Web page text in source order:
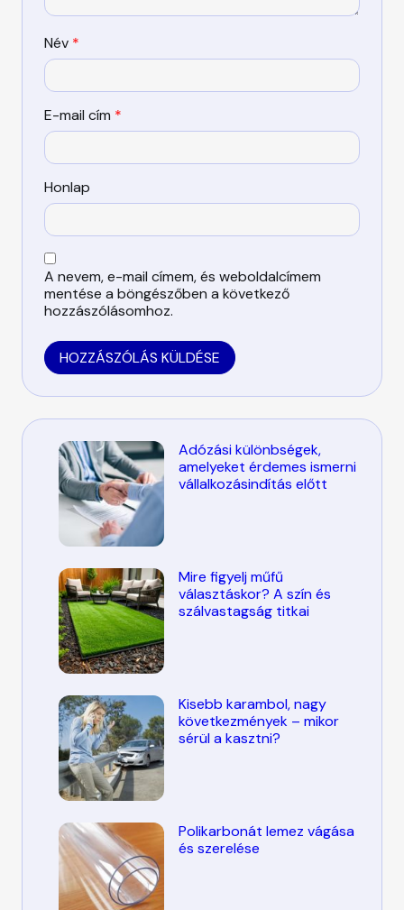
Név *
E-mail cím *
Honlap
A nevem, e-mail címem, és weboldalcímem
mentése a böngészőben a következő
hozzászólásomhoz.
Adózási különbségek,
amelyeket érdemes ismerni
vállalkozásindítás előtt
Mire figyelj műfű
választáskor? A szín és
szálvastagság titkai
Kisebb karambol, nagy
következmények – mikor
sérül a kasztni?
Polikarbonát lemez vágása
és szerelése